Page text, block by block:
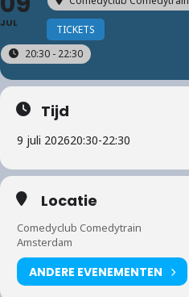
JUL
TICKETS
20:30 - 22:30
Tijd
9 juli 202620:30-22:30
Locatie
Comedyclub Comedytrain
Amsterdam
ANDERE EVENEMENTEN